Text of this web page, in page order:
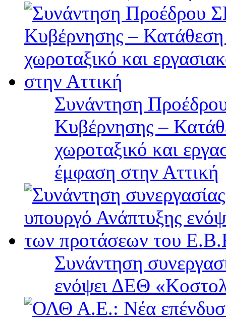
Συνάντηση
Κυβέρνησης –
χωροταξικό και
έμφαση στην Αττική
Συνάντηση
ενόψει ΔΕΘ